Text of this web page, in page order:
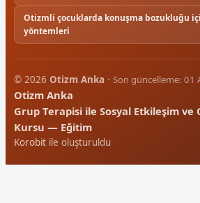
Otizmli çocuklarda konuşma bozukluğu
yöntemleri
© 2026 Otizm Anka · Son güncelleme: 01
Otizm Anka
Grup Terapisi ile Sosyal Etkileşim
Kursu — Eğitim
Korobit ile oluşturuldu